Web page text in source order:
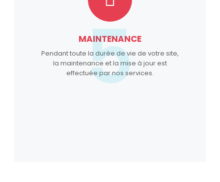
MAINTENANCE
Pendant toute la durée de vie de votre site,
la maintenance et la mise à jour est
effectuée par nos services.
5